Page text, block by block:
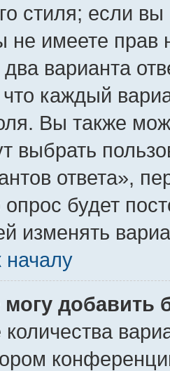
стиля; если
имеете прав
варианта
каждый
Вы также
выбрать
ответа»,
опрос будет
изменять
началу
добавить